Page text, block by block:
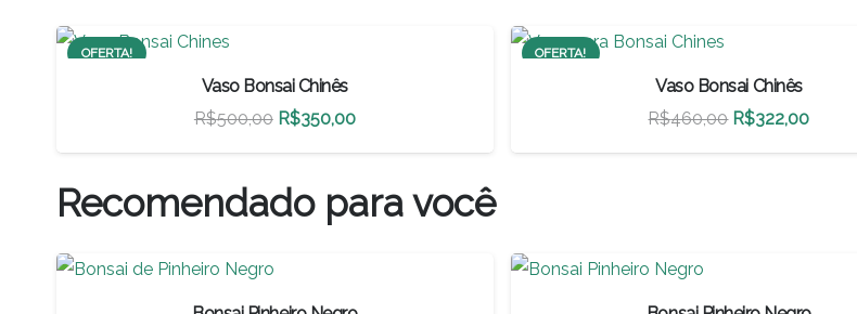
OFERTA!
Vaso Bonsai Chinês
R$500,00 O
preço
original
era:
R$350,00O
preço
é:
OFERTA!
Vaso Bonsai Chinês
R$460,00 O
preço
R$322,00O
preço
Recomendado para você